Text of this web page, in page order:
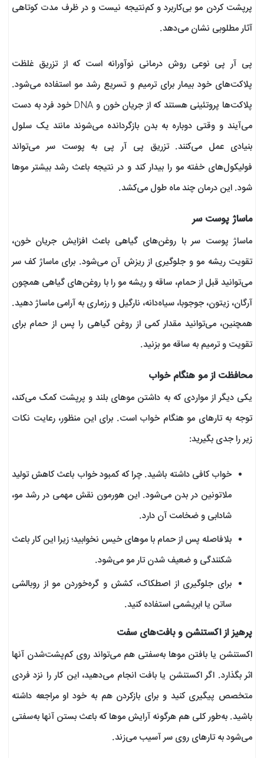
پرپشت کردن مو بی‌کاربرد و کم‌نتیجه نیست و در ظرف مدت کوتاهی
آثار مطلوبی نشان می‌دهد.
پی آر پی نوعی روش درمانی نوآورانه است که از تزریق غلظت
پلاکت‌های خود بیمار برای ترمیم و تسریع رشد مو استفاده می‌شود.
پلاکت‌ها پروتئینی هستند که از جریان خون و DNA خود فرد به دست
می‌آیند و وقتی دوباره به بدن بازگردانده می‌شوند مانند یک سلول
بنیادی عمل می‌کنند. تزریق پی آر پی به پوست سر می‌تواند
فولیکول‌های خفته مو را بیدار کند و در نتیجه باعث رشد بیشتر موها
شود. این درمان چند ماه طول می‌کشد.
ماساژ پوست سر
ماساژ پوست سر با روغن‌های گیاهی باعث افزایش جریان خون،
تقویت ریشه مو و جلوگیری از ریزش آن می‌شود. برای ماساژ کف سر
می‌توانید قبل از حمام، ساقه و ریشه مو را با روغن‌های گیاهی همچون
آرگان، زیتون، جوجوبا، سیاه‌دانه، نارگیل و رزماری به آرامی ماساژ دهید.
همچنین، می‌توانید مقدار کمی از روغن گیاهی را پس از حمام برای
تقویت و ترمیم به ساقه مو بزنید.
محافظت از مو هنگام خواب
یکی دیگر از مواردی که به داشتن موهای بلند و پرپشت کمک می‌کند،
توجه به تارهای مو هنگام خواب است. برای این منظور، رعایت نکات
زیر را جدی بگیرید:
خواب کافی داشته باشید. چرا که کمبود خواب باعث کاهش تولید
ملاتونین در بدن می‌شود. این هورمون نقش مهمی در رشد مو،
شادابی و ضخامت آن دارد.
بلافاصله پس از حمام با موهای خیس نخوابید؛ زیرا این کار باعث
شکنندگی و ضعیف شدن تار مو می‌شود.
برای جلوگیری از اصطکاک، کشش و گره‌خوردن مو از روبالشی
ساتن یا ابریشمی استفاده کنید.
پرهیز از اکستنشن و بافت‌های سفت
اکستنشن یا بافتن موها به‌سفتی هم می‌تواند روی کم‌پشت‌شدن آنها
اثر بگذارد. اگر اکستنشن یا بافت انجام می‌دهید، این کار را نزد فردی
متخصص پیگیری کنید و برای بازکردن هم به خود او مراجعه داشته
باشید. به‌طور کلی هم هرگونه آرایش موها که باعث بستن آنها به‌سفتی
می‌شود به تارهای روی سر آسیب می‌زند.